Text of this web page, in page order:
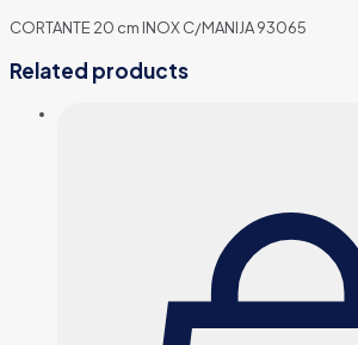
CORTANTE 20 cm INOX C/MANIJA 93065
Related products